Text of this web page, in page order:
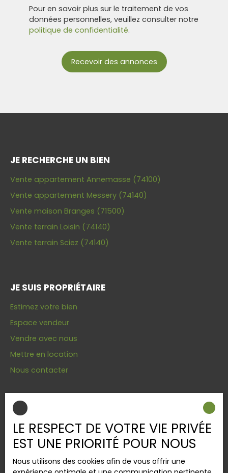
Pour en savoir plus sur le traitement de vos
données personnelles, veuillez consulter notre
politique de confidentialité.
Recevoir des annonces
JE RECHERCHE UN BIEN
Vente appartement Annemasse (74100)
Vente appartement Messery (74140)
Vente maison Branges (71500)
Vente terrain Loisin (74140)
Vente terrain Sciez (74140)
JE SUIS PROPRIÉTAIRE
Estimez votre bien
Espace vendeur
Vendre avec nous
Mettre en location
Nous contacter
INFORMATIONS
Nos honoraires
Mentions légales
Politique de confidentialité
LE RESPECT DE VOTRE VIE PRIVÉE
EST UNE PRIORITÉ POUR NOUS
Nous utilisons des cookies afin de vous offrir une